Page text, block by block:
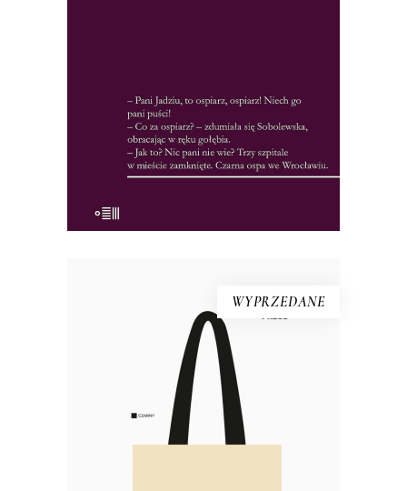
KSIĄŻKA DO KOSZYKA
WYPRZEDANE
Torba bawełniana DOWODY
Materiał: bawełna 100% Gramatura:
280g/m2 Wymiary: 38×40 cm (dno o